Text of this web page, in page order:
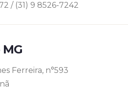
/ (31) 9 8526-7242
Ferreira, n°593